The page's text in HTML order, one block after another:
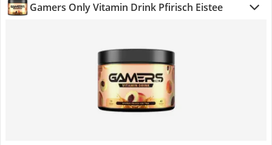
Gamers Only Vitamin Drink Pfirisch Eistee